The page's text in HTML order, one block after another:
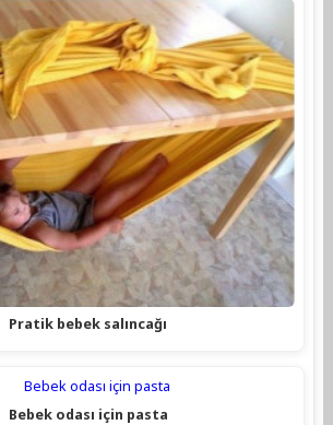
Pratik bebek salıncağı
Bebek odası için pasta